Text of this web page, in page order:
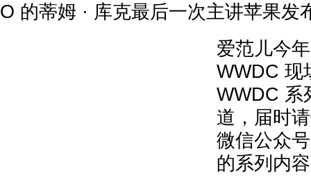
O 的蒂姆 · 库克最后一次主讲苹果发
爱范儿今
WWDC 现
WWDC 系
道，届时
微信公众
的系列内